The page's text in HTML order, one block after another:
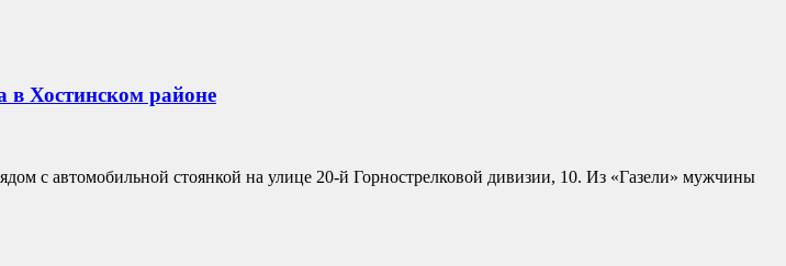
в Хостинском районе
с автомобильной стоянкой на улице 20-й Горнострелковой дивизии, 10. Из «Газели» мужчины